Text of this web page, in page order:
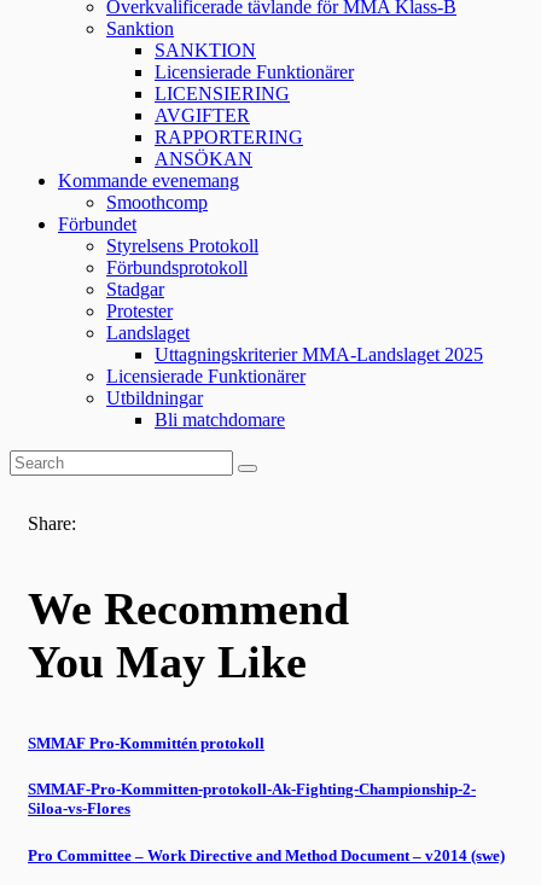
Överkvalificerade tävlande för MMA Klass-B
Sanktion
SANKTION
Licensierade Funktionärer
LICENSIERING
AVGIFTER
RAPPORTERING
ANSÖKAN
Kommande evenemang
Smoothcomp
Förbundet
Styrelsens Protokoll
Förbundsprotokoll
Stadgar
Protester
Landslaget
Uttagningskriterier MMA-Landslaget 2025
Licensierade Funktionärer
Utbildningar
Bli matchdomare
Share:
We Recommend
You May Like
SMMAF Pro-Kommittén protokoll
SMMAF-Pro-Kommitten-protokoll-Ak-Fighting-Championship-2-
Siloa-vs-Flores
Pro Committee – Work Directive and Method Document – v2014 (swe)